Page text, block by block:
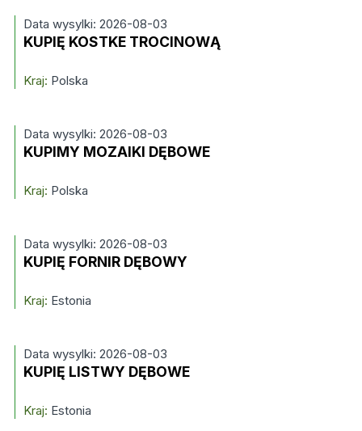
Data wysylki: 2026-08-03
KUPIĘ KOSTKE TROCINOWĄ
Kraj: Polska
Data wysylki: 2026-08-03
KUPIMY MOZAIKI DĘBOWE
Kraj: Polska
Data wysylki: 2026-08-03
KUPIĘ FORNIR DĘBOWY
Kraj: Estonia
Data wysylki: 2026-08-03
KUPIĘ LISTWY DĘBOWE
Kraj: Estonia